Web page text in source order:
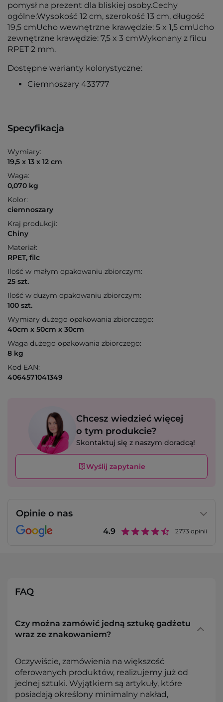
pomysł na prezent dla bliskiej osoby.Cechy
ogólne:Wysokość 12 cm, szerokość 13 cm, długość
19,5 cmUcho wewnętrzne krawędzie: 5 x 1,5 cmUcho
zewnętrzne krawędzie: 7,5 x 3 cmWykonany z filcu
RPET 2 mm.
Dostępne warianty kolorystyczne:
Ciemnoszary 433777
Specyfikacja
Wymiary:
19,5 x 13 x 12 cm
Waga:
0,070 kg
Kolor:
ciemnoszary
Kraj produkcji:
Chiny
Materiał:
RPET, filc
Ilość w małym opakowaniu zbiorczym:
25 szt.
Ilość w dużym opakowaniu zbiorczym:
100 szt.
Wymiary dużego opakowania zbiorczego:
40cm x 50cm x 30cm
Waga dużego opakowania zbiorczego:
8 kg
Kod EAN:
4064571041349
Chcesz wiedzieć więcej
o tym produkcie?
Skontaktuj się z naszym doradcą!
Wyślij zapytanie
Opinie o nas
4.9 2773 opinii
FAQ
Czy można zamówić jedną sztukę gadżetu
wraz ze znakowaniem?
Oczywiście, zamówienia na większość
oferowanych produktów, realizujemy już od
jednej sztuki. Wyjątkiem są artykuły, które
posiadają określony minimalny nakład,